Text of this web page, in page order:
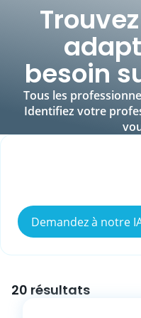
besoin
Tous les
Identifiez votre
Demandez à notre
20 résultats